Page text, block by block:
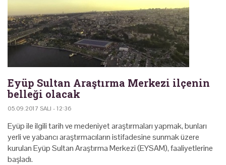
Eyüp Sultan Araştırma Merkezi ilçenin
belleği olacak
05.09.2017 SALI - 12:36
Eyüp ile ilgili tarih ve medeniyet araştırmaları yapmak, bunları
yerli ve yabancı araştırmacıların istifadesine sunmak üzere
kurulan Eyüp Sultan Araştırma Merkezi (EYSAM), faaliyetlerine
başladı.